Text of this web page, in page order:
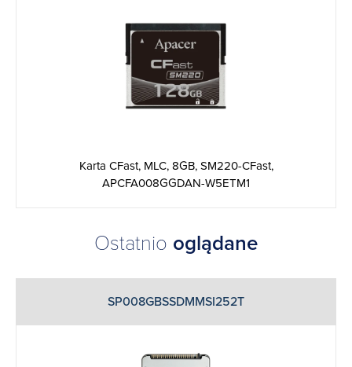
Karta CFast, MLC, 8GB, SM220-CFast,
APCFA008GGDAN-W5ETM1
Ostatnio oglądane
SP008GBSSDMMSI252T